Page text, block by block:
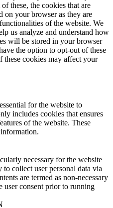
these, the cookies that are
on your browser as they are
of the website. We
us analyze and understand how
will be stored in your browser
the option to opt-out of these
cookies may affect your
for the website to
includes cookies that ensures
of the website. These
necessary for the website
collect user personal data via
are termed as non-necessary
user consent prior to running